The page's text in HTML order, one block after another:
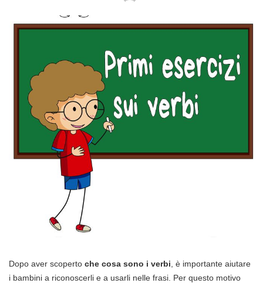
Dopo aver scoperto che cosa sono i verbi , è importante aiutare
i bambini a riconoscerli e a usarli nelle frasi. Per questo motivo